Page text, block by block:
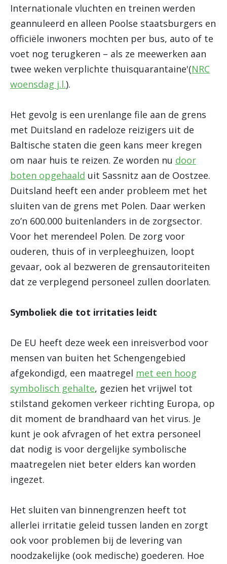
Internationale vluchten en treinen werden
geannuleerd en alleen Poolse staatsburgers en
officiële inwoners mochten per bus, auto of te
voet nog terugkeren – als ze meewerken aan
twee weken verplichte thuisquarantaine'(NRC
woensdag j.l.).
Het gevolg is een urenlange file aan de grens
met Duitsland en radeloze reizigers uit de
Baltische staten die geen kans meer kregen
om naar huis te reizen. Ze worden nu door
boten opgehaald uit Sassnitz aan de Oostzee.
Duitsland heeft een ander probleem met het
sluiten van de grens met Polen. Daar werken
zo’n 600.000 buitenlanders in de zorgsector.
Voor het merendeel Polen. De zorg voor
ouderen, thuis of in verpleeghuizen, loopt
gevaar, ook al bezweren de grensautoriteiten
dat ze verplegend personeel zullen doorlaten.
Symboliek die tot irritaties leidt
De EU heeft deze week een inreisverbod voor
mensen van buiten het Schengengebied
afgekondigd, een maatregel met een hoog
symbolisch gehalte, gezien het vrijwel tot
stilstand gekomen verkeer richting Europa, op
dit moment de brandhaard van het virus. Je
kunt je ook afvragen of het extra personeel
dat nodig is voor dergelijke symbolische
maatregelen niet beter elders kan worden
ingezet.
Het sluiten van binnengrenzen heeft tot
allerlei irritatie geleid tussen landen en zorgt
ook voor problemen bij de levering van
noodzakelijke (ook medische) goederen. Hoe